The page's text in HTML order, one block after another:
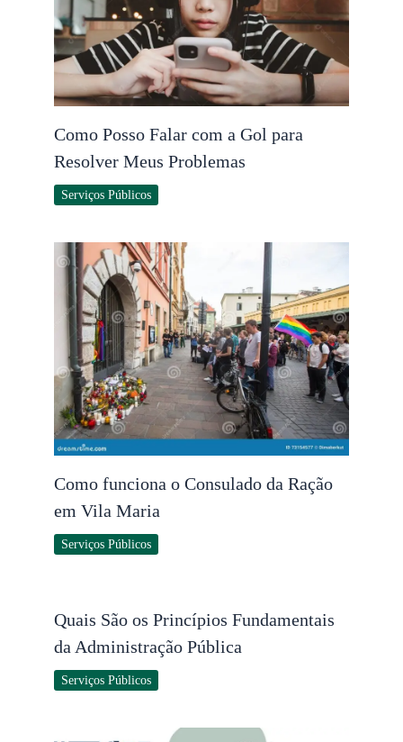
Como Posso Falar com a Gol para
Resolver Meus Problemas
Serviços Públicos
Como funciona o Consulado da Ração
em Vila Maria
Serviços Públicos
Quais São os Princípios Fundamentais
da Administração Pública
Serviços Públicos